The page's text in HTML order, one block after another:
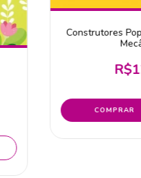
Construtores